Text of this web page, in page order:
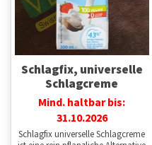
Schlagfix, universelle
Schlagcreme
Mind. haltbar bis:
31.10.2026
Schlagfix universelle Schlagcreme